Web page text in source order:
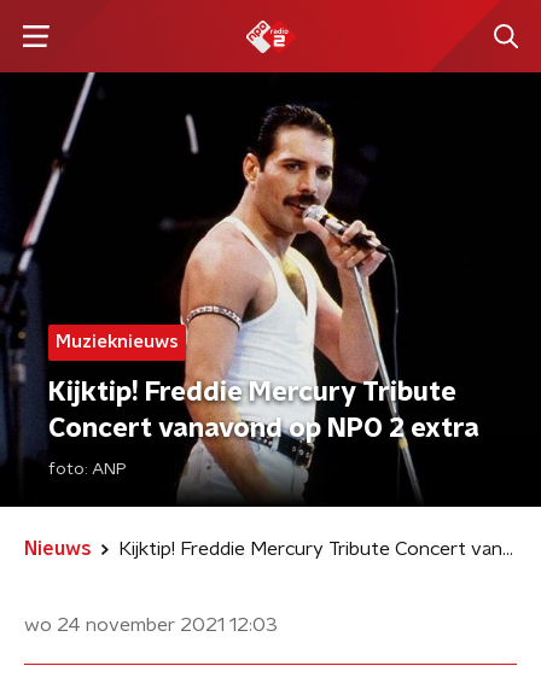
Muzieknieuws
Kijktip! Freddie Mercury Tribute
Concert vanavond op NPO 2 extra
foto: ANP
Nieuws Kijktip! Freddie Mercury Tribute Concert vanavond op NPO 2 extra
wo 24 november 2021 12:03